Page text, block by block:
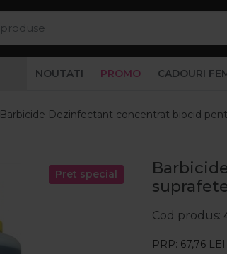
NOUTATI PROMO CADOURI
Barbicide Dezinfectant concentrat biocid
Pret special
Cod produs
PRP: 67,76 LEI